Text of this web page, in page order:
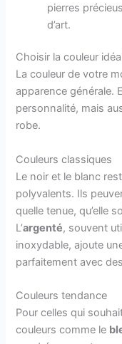
pierres
d’art.
Choisir la couleur
La couleur de votre
apparence générale.
personnalité, mais
robe.
Couleurs classiques
Le noir et le blanc
polyvalents. Ils
quelle tenue, qu’elle
L’argenté, souvent
inoxydable, ajoute
parfaitement avec
Couleurs tendance
Pour celles qui
couleurs comme le